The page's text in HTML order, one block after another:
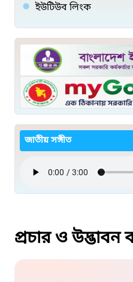
ইউটিউব লিংক
জাতীয় সঙ্গীত
প্রচার ও উদ্ভাবন